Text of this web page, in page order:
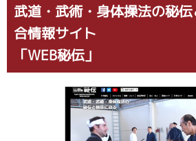
武道・武術・身体操法の秘
合情報サイト
「WEB秘伝」